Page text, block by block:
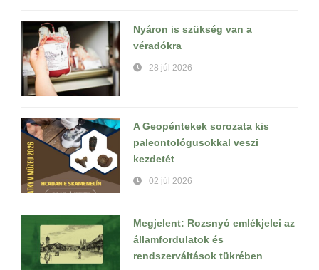
Nyáron is szükség van a
véradókra
28 júl 2026
A Geopéntekek sorozata kis
paleontológusokkal veszi
kezdetét
02 júl 2026
Megjelent: Rozsnyó emlékjelei az
államfordulatok és
rendszerváltások tükrében